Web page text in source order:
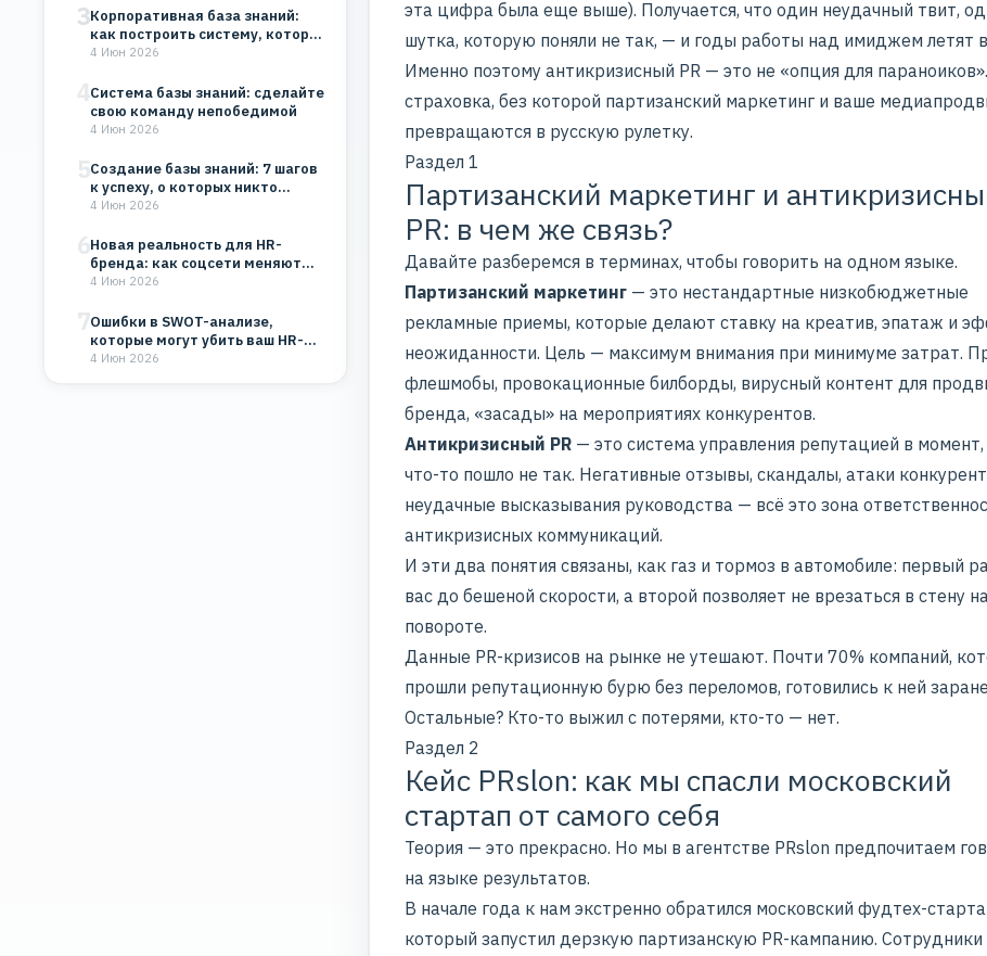
3Корпоративная база знаний:
как построить систему, которая
будет работать на…
4 Июн 2026
4Система базы знаний: сделайте
свою команду непобедимой
4 Июн 2026
5Создание базы знаний: 7 шагов
к успеху, о которых никто…
4 Июн 2026
6Новая реальность для HR-
бренда: как соцсети меняют
восприятие компании
4 Июн 2026
7Ошибки в SWOT-анализе,
которые могут убить ваш HR-
бренд и бизнес
4 Июн 2026
эта цифра была еще выше). Получается, что один неудачный твит,
шутка, которую поняли не так, — и годы работы над имиджем летят
Именно поэтому антикризисный PR — это не «опция для
страховка, без которой партизанский маркетинг и ваше
превращаются в русскую рулетку.
Раздел 1
Партизанский маркетинг и
PR: в чем же связь?
Давайте разберемся в терминах, чтобы говорить на одном языке.
Партизанский маркетинг — это нестандартные низкобюджетные
рекламные приемы, которые делают ставку на креатив, эпатаж и
неожиданности. Цель — максимум внимания при минимуме затрат.
флешмобы, провокационные билборды, вирусный контент для
бренда, «засады» на мероприятиях конкурентов.
Антикризисный PR — это система управления репутацией в момент,
что-то пошло не так. Негативные отзывы, скандалы, атаки
неудачные высказывания руководства — всё это зона
антикризисных коммуникаций.
И эти два понятия связаны, как газ и тормоз в автомобиле: первый
вас до бешеной скорости, а второй позволяет не врезаться в стену
повороте.
Данные PR-кризисов на рынке не утешают. Почти 70% компаний,
прошли репутационную бурю без переломов, готовились к ней
Остальные? Кто-то выжил с потерями, кто-то — нет.
Раздел 2
Кейс PRslon: как мы спасли московский
стартап от самого себя
Теория — это прекрасно. Но мы в агентстве PRslon предпочитаем
на языке результатов.
В начале года к нам экстренно обратился московский фудтех-
который запустил дерзкую партизанскую PR-кампанию. Сотрудники